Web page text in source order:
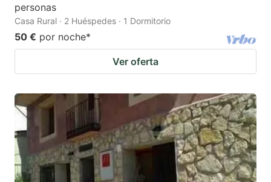
personas
Casa Rural · 2 Huéspedes · 1 Dormitorio
50 € por noche*
Ver oferta